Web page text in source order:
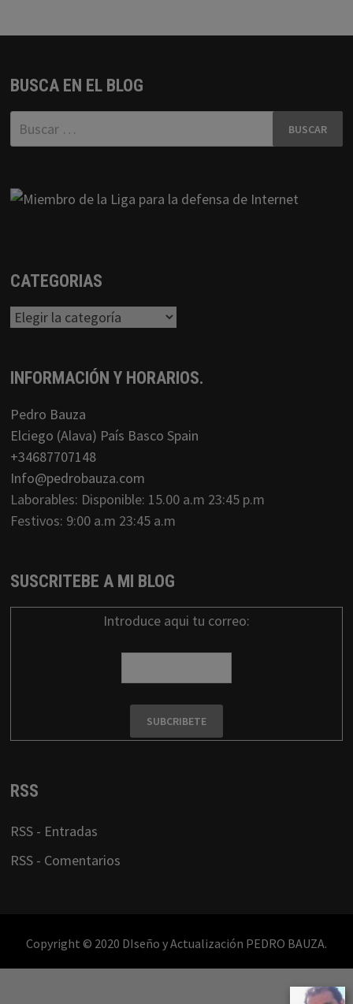
BUSCA EN EL BLOG
Buscar:
CATEGORIAS
Categorias
INFORMACIÓN Y HORARIOS.
Pedro Bauza
Elciego (Alava) País Basco Spain
+34687707148
Info@pedrobauza.com
Laborables: Disponible: 15.00 a.m 23:45 p.m
Festivos: 9:00 a.m 23:45 a.m
SUSCRITEBE A MI BLOG
Introduce aqui tu correo:
RSS
RSS - Entradas
RSS - Comentarios
Copyright © 2020 DIseño y Actualización PEDRO BAUZA.